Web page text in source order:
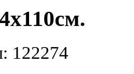
122274